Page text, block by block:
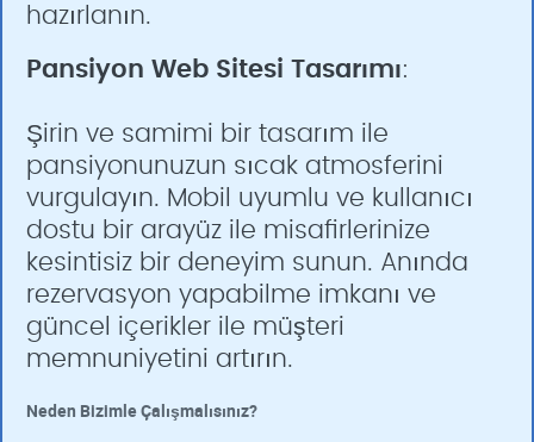
hazırlanın.
Pansiyon Web Sitesi Tasarımı:
Şirin ve samimi bir tasarım ile
pansiyonunuzun sıcak atmosferini
vurgulayın. Mobil uyumlu ve kullanıcı
dostu bir arayüz ile misafirlerinize
kesintisiz bir deneyim sunun. Anında
rezervasyon yapabilme imkanı ve
güncel içerikler ile müşteri
memnuniyetini artırın.
Neden Bizimle Çalışmalısınız?